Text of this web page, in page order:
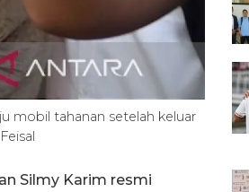
mobil tahanan setelah keluar
Silmy Karim resmi